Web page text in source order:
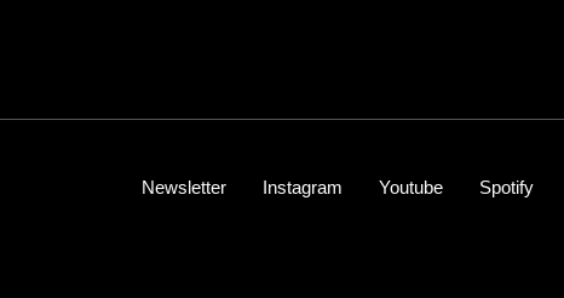
Newsletter Instagram Youtube Spotify